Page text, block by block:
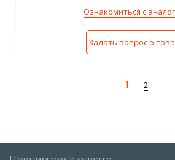
Ознакомиться с
Задать вопрос о
1 2